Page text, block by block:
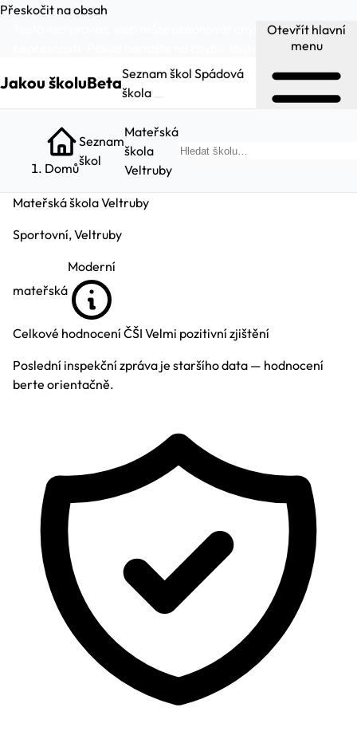
Přeskočit na obsah
Testovací provoz, web může obsahovat chyby a
dejte nám vědět.
Jakou školuBetaSeznam škol Spádová
škola
Otevřít hlavní
menu
Domů
Seznam
škol
Mateřská
škola
Veltruby
Mateřská škola Veltruby
Sportovní, Veltruby
mateřská
Moderní
Celkové hodnocení ČŠI Velmi pozitivní zjištění
Poslední inspekční zpráva je staršího data — hodnocení
berte orientačně.